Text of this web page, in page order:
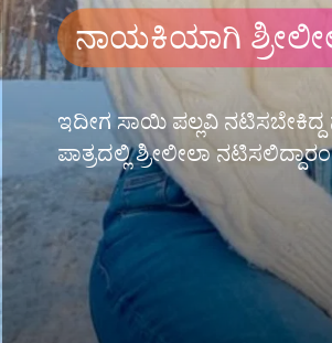
ಇದೀಗ ಸಾಯಿ ಪಲ್ಲವಿ
ಪಾತ್ರದಲ್ಲಿ ಶ್ರೀಲೀಲಾ
ನಾಯಕಿಯಾಗಿ